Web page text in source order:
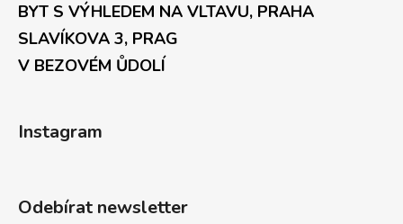
BYT S VÝHLEDEM NA VLTAVU, PRAHA
SLAVÍKOVA 3, PRAG
V BEZOVÉM ŮDOLÍ
Instagram
Odebírat newsletter